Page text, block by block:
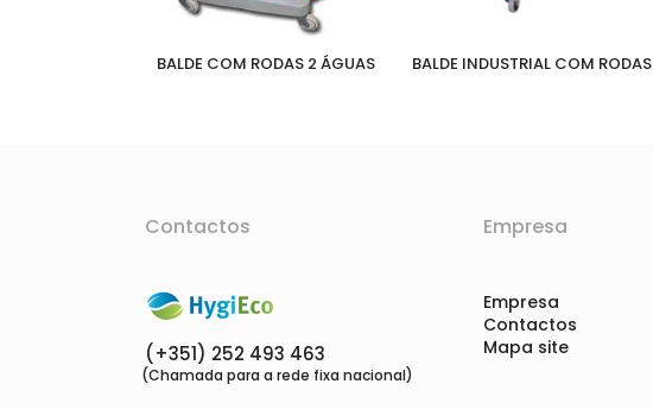
BALDE COM RODAS 2 ÁGUAS BALDE INDUSTRIAL COM RODAS
Contactos
(+351) 252 493 463
(Chamada para a rede fixa nacional)
Empresa
Empresa
Contactos
Mapa site